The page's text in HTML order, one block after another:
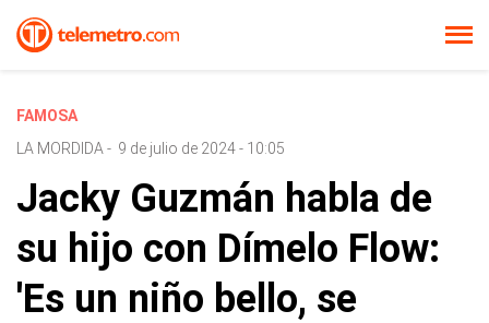
FAMOSA
LA MORDIDA - 9 de julio de 2024 - 10:05
Jacky Guzmán habla de
su hijo con Dímelo Flow:
'Es un niño bello, se